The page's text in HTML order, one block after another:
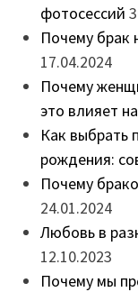
фотосессий
Почему брак
17.04.2024
Почему
это влияет
Как выбрать
рождения:
Почему
24.01.2024
Любовь в
12.10.2023
Почему мы